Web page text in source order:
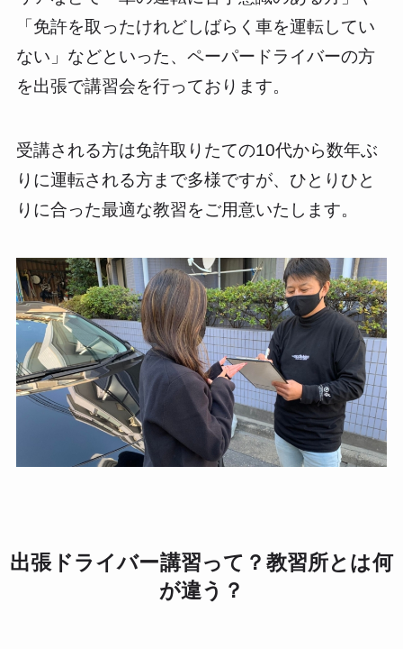
「免許を取ったけれどしばらく車を運転してい
ない」などといった、ペーパードライバーの方
を出張で講習会を行っております。
受講される方は免許取りたての10代から数年ぶ
りに運転される方まで多様ですが、ひとりひと
りに合った最適な教習をご用意いたします。
出張ドライバー講習って？教習所とは何
が違う？